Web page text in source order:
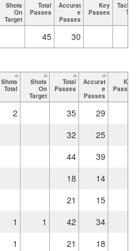
Shots
On
Target
Total
Passes
Accurat
e
Passes
Key
Passes
45 30
Shots
Total
Shots
On
Target
Total
Passes
Accurat
e
Passes
Key
Passes
2 35
29
32
25
44
39
18 14
21
15
1 1 42 34
1 21 18